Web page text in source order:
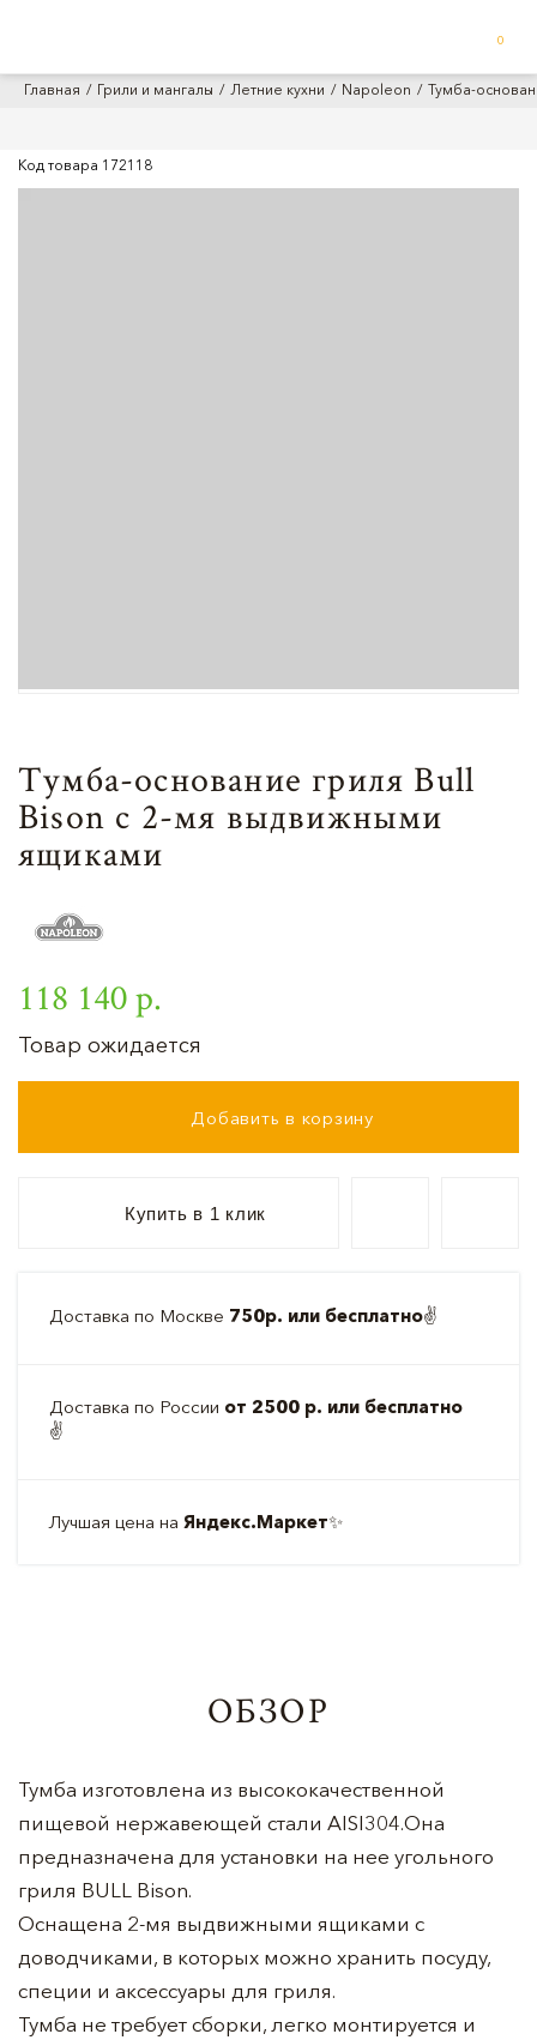
0
Главная Грили и мангалы Летние кухни Napoleon Тумба-
Код товара 172118
Тумба-основание гриля Bull
Bison c 2-мя выдвижными
ящиками
118 140 р.
Товар ожидается
Добавить в корзину
Купить в 1 клик
Доставка по Москве 750р. или бесплатно✌️
Доставка по России от 2500 р. или бесплатно
✌️
Лучшая цена на Яндекс.Маркет✨
ОБЗОР
Тумба изготовлена из высококачественной
пищевой нержавеющей стали AISI304.Она
предназначена для установки на нее угольного
гриля BULL Bison.
Оснащена 2-мя выдвижными ящиками с
доводчиками, в которых можно хранить посуду,
специи и аксессуары для гриля.
Тумба не требует сборки, легко монтируется и